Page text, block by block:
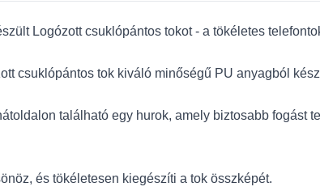
Logózott csuklópántos tokot - a tökéletes
csuklópántos tok kiváló minőségű PU anyagból
található egy hurok, amely biztosabb
és tökéletesen kiegészíti a tok összképét.